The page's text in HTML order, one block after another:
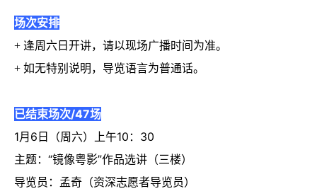
场次安排
+ 逢周六日开讲，请以现场广播时间为准。
+ 如无特别说明，导览语言为普通话。
已结束场次/47场
1月 6 日（周六）上午10 ： 30
主题：“镜像粤影”作品选讲（三楼）
导览员：孟奇（资深志愿者导览员）